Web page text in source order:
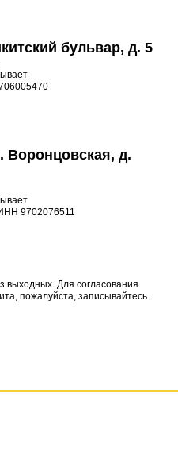
бульвар, д. 5
Воронцовская, д.
9702076511
выходных. Для согласования
пожалуйста, записывайтесь.